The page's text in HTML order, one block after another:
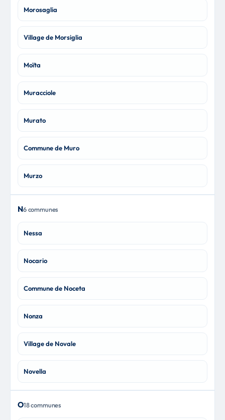
Morosaglia
Village de Morsiglia
Moïta
Muracciole
Murato
Commune de Muro
Murzo
N6 communes
Nessa
Nocario
Commune de Noceta
Nonza
Village de Novale
Novella
O18 communes